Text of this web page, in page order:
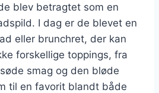
blev betragtet som en
I dag er de blevet en
eller brunchret, der kan
forskellige toppings, fra
smag og den bløde
til en favorit blandt både